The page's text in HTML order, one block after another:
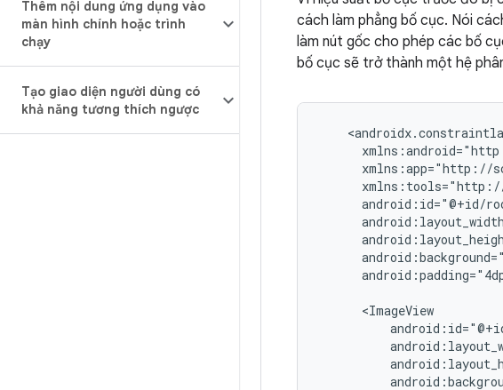
Thêm nội dung ứng dụng vào
màn hình chính hoặc trình
chạy
Tạo giao diện người dùng có
khả năng tương thích ngược
cách làm phẳng bố cục. Nói
làm nút gốc cho phép các bố
bố cục sẽ trở thành một hệ